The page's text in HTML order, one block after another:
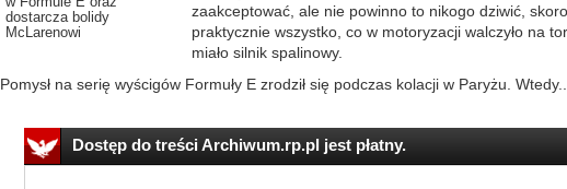
dostarcza bolidy
McLarenowi
zaakceptować, ale nie powinno to nikogo dziwić,
praktycznie wszystko, co w motoryzacji walczyło na
miało silnik spalinowy.
Pomysł na serię wyścigów Formuły E zrodził się podczas kolacji w Paryżu. Wtedy...
Dostęp do treści Archiwum.rp.pl jest płatny.